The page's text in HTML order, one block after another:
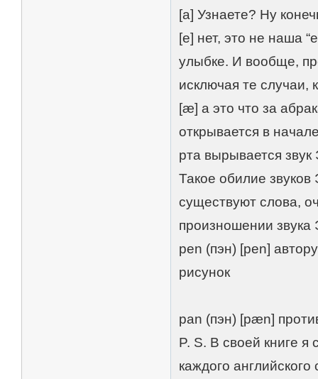
[a] Узнаете? Ну
[e] нет, это не наша
улыбке. И вообще,
исключая те случаи,
[æ] а это что за
открывается в
рта вырывается звук
Такое обилие
существуют слова,
произношении
pen (пэн) [pen]
рисунок
pan (пэн) [pæn]
P. S. В своей книге
каждого